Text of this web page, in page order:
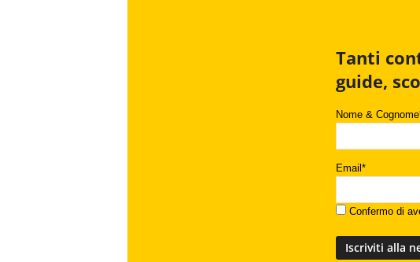
Tanti
guide,
Nome &
Email*
Confermo di